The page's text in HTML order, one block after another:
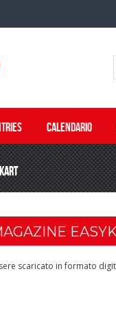
CALENDARIO
scaricato in formato